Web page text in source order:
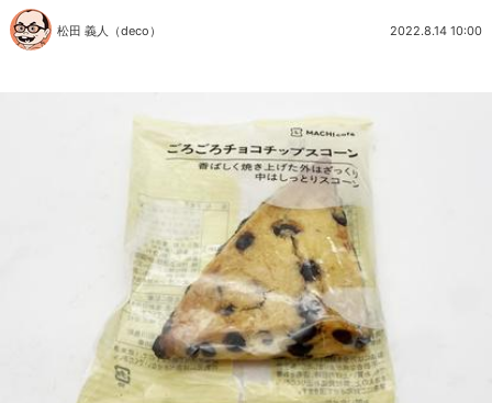
松田 義人（deco） 2022.8.14 10:00